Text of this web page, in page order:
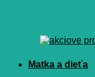
Matka a dieťa